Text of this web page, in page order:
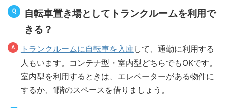
自転車置き場としてトランクルームを利用で
きる？
トランクルームに自転車を入庫して、通勤に利用する
人もいます。コンテナ型・室内型どちらでもOKです。
室内型を利用するときは、エレベーターがある物件に
するか、1階のスペースを借りましょう。